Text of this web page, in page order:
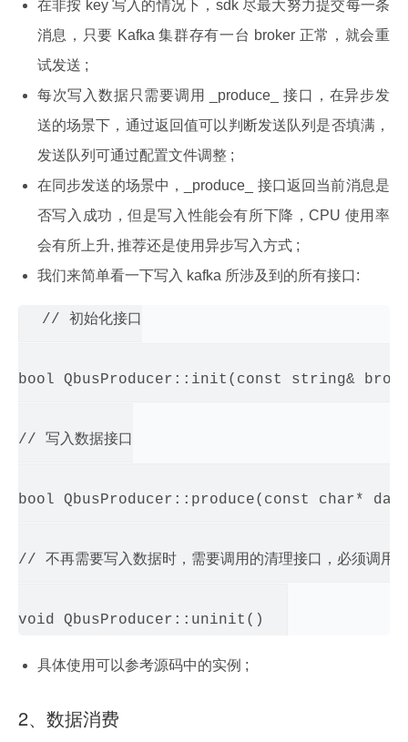
在非按 key 写入的情况下，sdk 尽最大努力提交每一条
消息，只要 Kafka 集群存有一台 broker 正常，就会重
试发送 ;
每次写入数据只需要调用 _produce_ 接口，在异步发
送的场景下，通过返回值可以判断发送队列是否填满，
发送队列可通过配置文件调整 ;
在同步发送的场景中，_produce_ 接口返回当前消息是
否写入成功，但是写入性能会有所下降，CPU 使用率
会有所上升, 推荐还是使用异步写入方式 ;
我们来简单看一下写入 kafka 所涉及到的所有接口:
// 初始化接口
bool QbusProducer::init(const string&
// 写入数据接口
bool QbusProducer::produce(const char*
// 不再需要写入数据时，需要调用的清理接口，必须调用
具体使用可以参考源码中的实例 ;
2、数据消费